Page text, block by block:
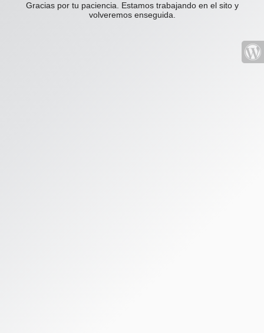
Gracias por tu paciencia. Estamos trabajando en el sito y
volveremos enseguida.